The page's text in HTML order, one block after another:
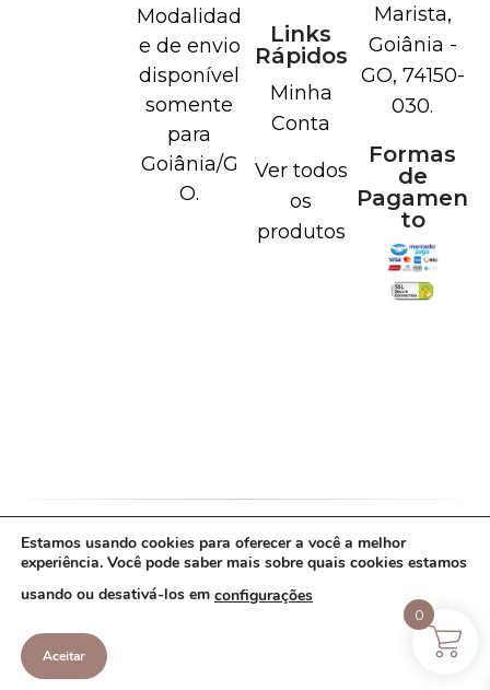
Modalidad
e de envio
disponível
somente
para
Goiânia/G
O.
Links
Rápidos
Minha
Conta
Ver todos
os
produtos
Marista,
Goiânia -
GO, 74150-
030.
Formas
de
Pagamen
to
Política de CookiesPolítica de Privacidade
Termos de Uso
Copyright Lavie de prata - 43.887.208/0001-
87 - 2022. Todos os direitos reservados.
Estamos usando cookies para oferecer a você a melhor
experiência. Você pode saber mais sobre quais cookies estamos
usando ou desativá-los em configurações
Aceitar
0